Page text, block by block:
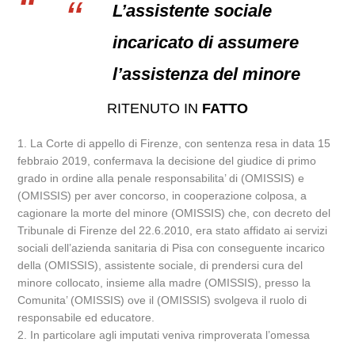
L’assistente sociale
incaricato di assumere
l’assistenza del minore
RITENUTO IN FATTO
1. La Corte di appello di Firenze, con sentenza resa in data 15
febbraio 2019, confermava la decisione del giudice di primo
grado in ordine alla penale responsabilita’ di (OMISSIS) e
(OMISSIS) per aver concorso, in cooperazione colposa, a
cagionare la morte del minore (OMISSIS) che, con decreto del
Tribunale di Firenze del 22.6.2010, era stato affidato ai servizi
sociali dell’azienda sanitaria di Pisa con conseguente incarico
della (OMISSIS), assistente sociale, di prendersi cura del
minore collocato, insieme alla madre (OMISSIS), presso la
Comunita’ (OMISSIS) ove il (OMISSIS) svolgeva il ruolo di
responsabile ed educatore.
2. In particolare agli imputati veniva rimproverata l’omessa